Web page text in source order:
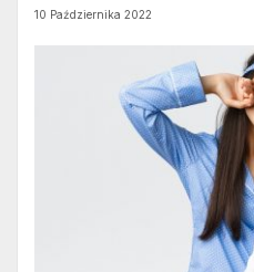
10 Października 2022